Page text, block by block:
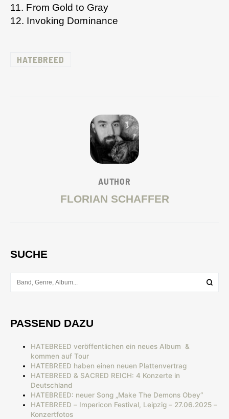
11. From Gold to Gray
12. Invoking Dominance
HATEBREED
AUTHOR
FLORIAN SCHAFFER
SUCHE
PASSEND DAZU
HATEBREED veröffentlichen ein neues Album &
kommen auf Tour
HATEBREED haben einen neuen Plattenvertrag
HATEBREED & SACRED REICH: 4 Konzerte in
Deutschland
HATEBREED: neuer Song „Make The Demons Obey“
HATEBREED – Impericon Festival, Leipzig – 27.06.2025 –
Konzertfotos